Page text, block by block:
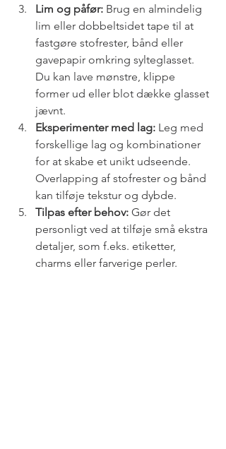
Lim og påfør: Brug en almindelig
lim eller dobbeltsidet tape til at
fastgøre stofrester, bånd eller
gavepapir omkring sylteglasset.
Du kan lave mønstre, klippe
former ud eller blot dække glasset
jævnt.
Eksperimenter med lag: Leg med
forskellige lag og kombinationer
for at skabe et unikt udseende.
Overlapping af stofrester og bånd
kan tilføje tekstur og dybde.
Tilpas efter behov: Gør det
personligt ved at tilføje små ekstra
detaljer, som f.eks. etiketter,
charms eller farverige perler.